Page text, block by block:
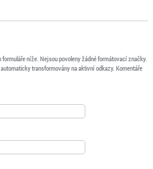
níže. Nejsou povoleny žádné formátovací značky.
transformovány na aktivní odkazy. Komentáře